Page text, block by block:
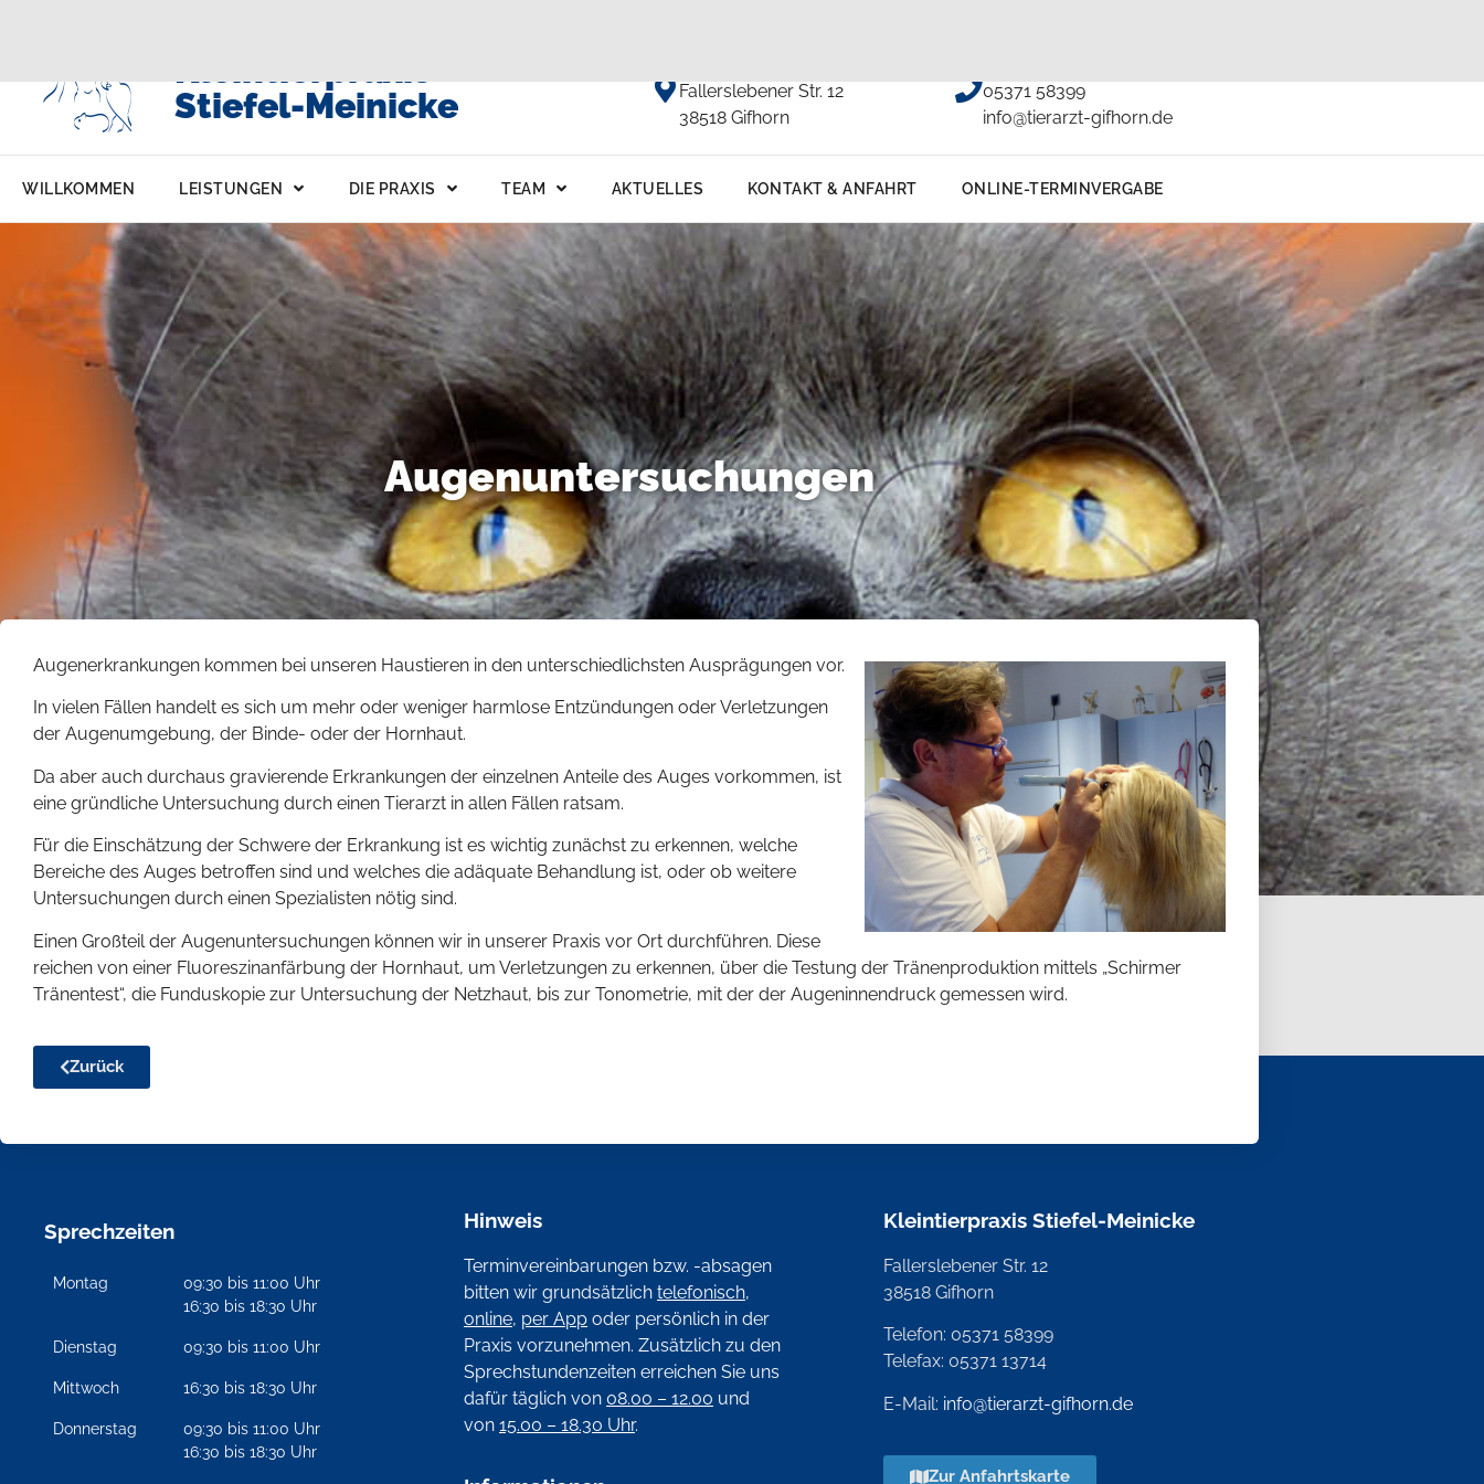
Stiefel-Meinicke
Fallerslebener Str. 12
38518 Gifhorn
05371 58399
info@tierarzt-gifhorn.de
WILLKOMMEN LEISTUNGEN DIE PRAXIS TEAM AKTUELLES KONTAKT & ANFAHRT ONLINE-TERMINVERGABE
Augenuntersuchungen
Augenerkrankungen kommen bei unseren Haustieren in den unterschiedlichsten Ausprägungen vor.
In vielen Fällen handelt es sich um mehr oder weniger harmlose Entzündungen oder Verletzungen
der Augenumgebung, der Binde- oder der Hornhaut.
Da aber auch durchaus gravierende Erkrankungen der einzelnen Anteile des Auges vorkommen, ist
eine gründliche Untersuchung durch einen Tierarzt in allen Fällen ratsam.
Für die Einschätzung der Schwere der Erkrankung ist es wichtig zunächst zu erkennen, welche
Bereiche des Auges betroffen sind und welches die adäquate Behandlung ist, oder ob weitere
Untersuchungen durch einen Spezialisten nötig sind.
Einen Großteil der Augenuntersuchungen können wir in unserer Praxis vor Ort durchführen. Diese
reichen von einer Fluoreszinanfärbung der Hornhaut, um Verletzungen zu erkennen, über die Testung der Tränenproduktion mittels „Schirmer
Tränentest“, die Funduskopie zur Untersuchung der Netzhaut, bis zur Tonometrie, mit der der Augeninnendruck gemessen wird.
Zurück
Sprechzeiten
Montag
09:30 bis 11:00 Uhr
16:30 bis 18:30 Uhr
Dienstag 09:30 bis 11:00 Uhr
Mittwoch 16:30 bis 18:30 Uhr
Donnerstag
09:30 bis 11:00 Uhr
16:30 bis 18:30 Uhr
Hinweis
Terminvereinbarungen bzw. -absagen
bitten wir grundsätzlich telefonisch,
online, per Appoder persönlich in der
Praxis vorzunehmen. Zusätzlich zu den
Sprechstundenzeiten erreichen Sie uns
dafür täglich von 08.00 – 12.00 und
von 15.00 – 18.30 Uhr.
Kleintierpraxis Stiefel-Meinicke
Fallerslebener Str. 12
38518 Gifhorn
Telefon: 05371 58399
Telefax: 05371 13714
E-Mail: info@tierarzt-gifhorn.de
Zur Anfahrtskarte